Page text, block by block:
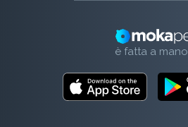
è fatta a mano